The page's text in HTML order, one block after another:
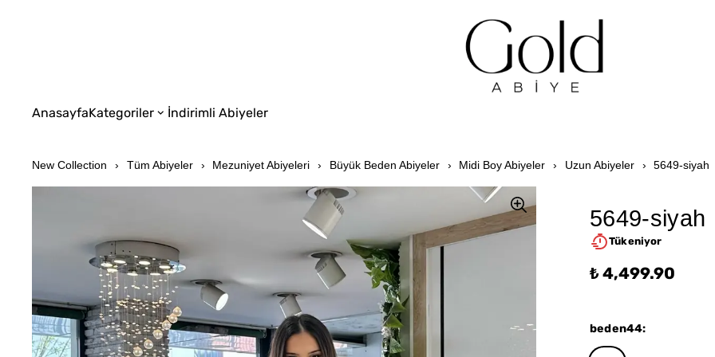
AnasayfaKategoriler İndirimli Abiyeler
New Collection Tüm Abiyeler Mezuniyet Abiyeleri Büyük Beden Abiyeler Midi Boy Abiyeler Uzun Abiyeler 5649-siyah
5649-siyah
Tükeniyor
₺ 4,499.90
beden44: